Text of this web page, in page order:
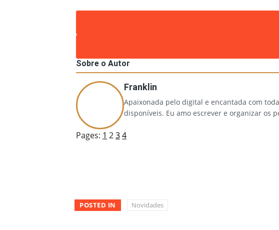
Sobre o Autor
Franklin
Apaixonada pelo digital e encantada com
disponíveis. Eu amo escrever e organizar os
Pages: 1 234
POSTED IN Novidades